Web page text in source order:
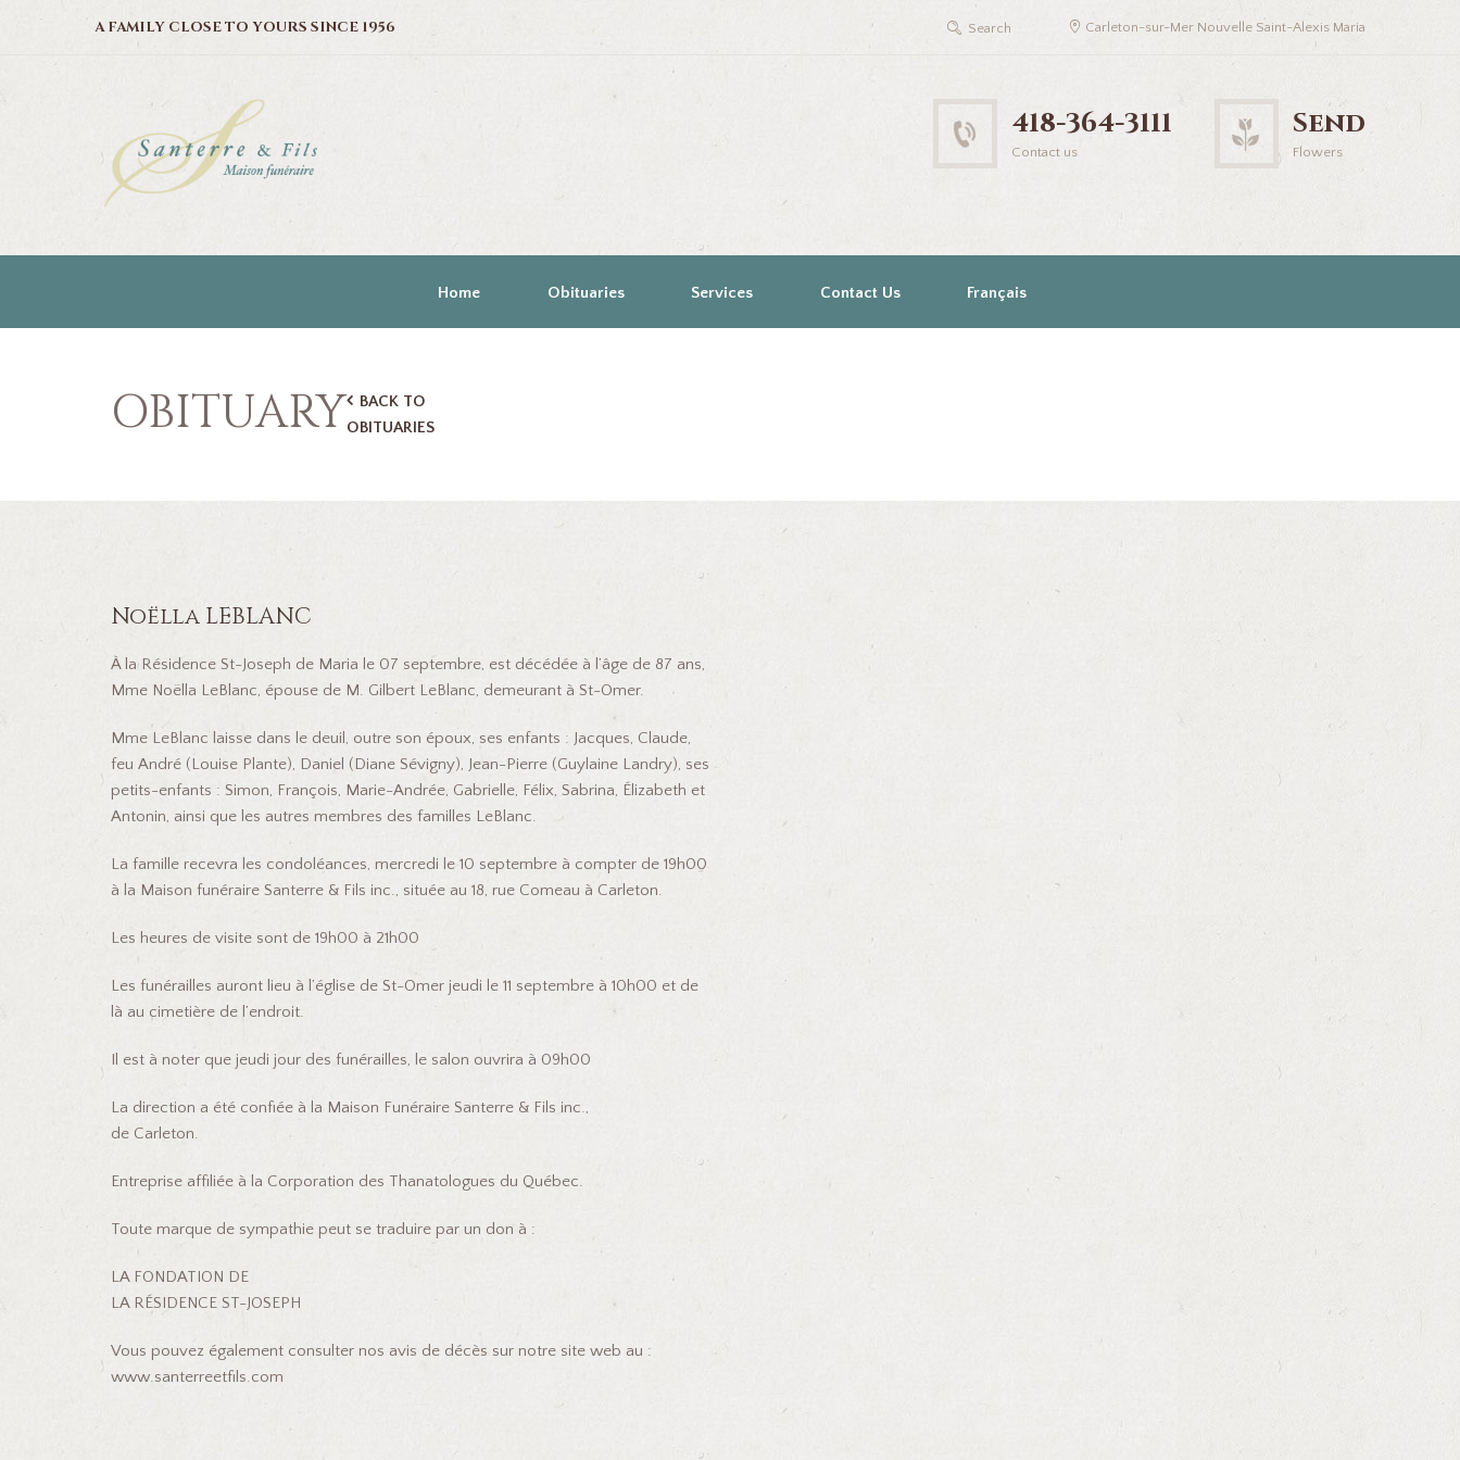
A FAMILY CLOSE TO YOURS SINCE 1956 Carleton-sur-Mer Nouvelle Saint-Alexis Maria
418-364-3111
Contact us
Send
Flowers
Home Obituaries Services Contact Us Français
OBITUARY
BACK TO
OBITUARIES
Noëlla LEBLANC
À la Résidence St-Joseph de Maria le 07 septembre, est décédée à l’âge de 87 ans,
Mme Noëlla LeBlanc, épouse de M. Gilbert LeBlanc, demeurant à St-Omer.
Mme LeBlanc laisse dans le deuil, outre son époux, ses enfants : Jacques, Claude,
feu André (Louise Plante), Daniel (Diane Sévigny), Jean-Pierre (Guylaine Landry), ses
petits-enfants : Simon, François, Marie-Andrée, Gabrielle, Félix, Sabrina, Élizabeth et
Antonin, ainsi que les autres membres des familles LeBlanc.
La famille recevra les condoléances, mercredi le 10 septembre à compter de 19h00
à la Maison funéraire Santerre & Fils inc., située au 18, rue Comeau à Carleton.
Les heures de visite sont de 19h00 à 21h00
Les funérailles auront lieu à l’église de St-Omer jeudi le 11 septembre à 10h00 et de
là au cimetière de l’endroit.
Il est à noter que jeudi jour des funérailles, le salon ouvrira à 09h00
La direction a été confiée à la Maison Funéraire Santerre & Fils inc.,
de Carleton.
Entreprise affiliée à la Corporation des Thanatologues du Québec.
Toute marque de sympathie peut se traduire par un don à :
LA FONDATION DE
LA RÉSIDENCE ST-JOSEPH
Vous pouvez également consulter nos avis de décès sur notre site web au :
www.santerreetfils.com